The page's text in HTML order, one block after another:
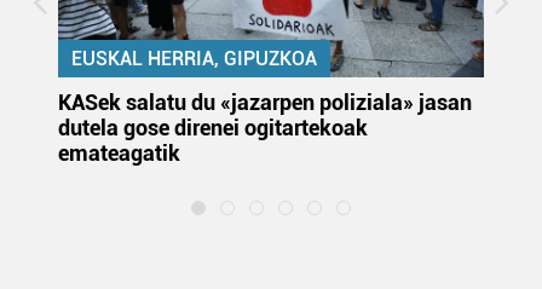
EUSKAL HERRIA, GIPUZKOA
KASek salatu du «jazarpen poliziala» jasan
dutela gose direnei ogitartekoak
emateagatik